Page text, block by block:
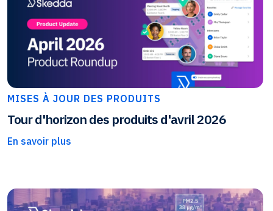
MISES À JOUR DES PRODUITS
Tour d'horizon des produits d'avril 2026
En savoir plus